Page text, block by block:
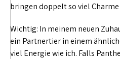
bringen doppelt so viel Charme
Wichtig: In meinem neuen
ein Partnertier in einem
viel Energie wie ich. Falls